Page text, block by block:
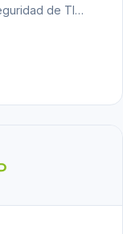
de TI